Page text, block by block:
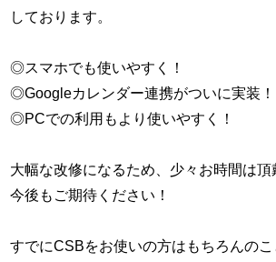
しております。
◎スマホでも使いやすく！
◎Googleカレンダー連携がついに実装！
◎PCでの利用もより使いやすく！
大幅な改修になるため、少々お時間は頂
今後もご期待ください！
すでにCSBをお使いの方はもちろんの